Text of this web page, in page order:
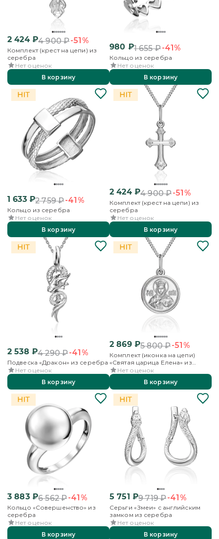
2 424₽4 900₽-51%
Комплект (крест на цепи) из
серебра
Нет оценок
В корзину
980 ₽1 655₽-41%
Кольцо из серебра
Нет оценок
В корзину
1 633₽2 759₽-41%
Кольцо из серебра
Нет оценок
В корзину
2 424₽4 900₽-51%
Комплект (крест на цепи) из
серебра
Нет оценок
В корзину
2 538 ₽4 290₽-41%
Подвеска «Дракон» из серебра
Нет оценок
В корзину
2 869₽5 800₽-51%
Комплект (иконка на цепи)
«Святая царица Елена» из
серебра
Нет оценок
В корзину
3 883₽6 562₽-41%
Кольцо «Совершенство» из
серебра
Нет оценок
В корзину
5 751 ₽9 719₽-41%
Серьги «Змеи» с английским
замком из серебра
Нет оценок
В корзину